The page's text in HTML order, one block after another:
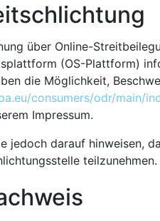
über Online-
(OS-Plattform)
die Möglichkeit,
consumers/odr/main/
Impressum.
jedoch darauf hinweisen,
teilzunehmen.